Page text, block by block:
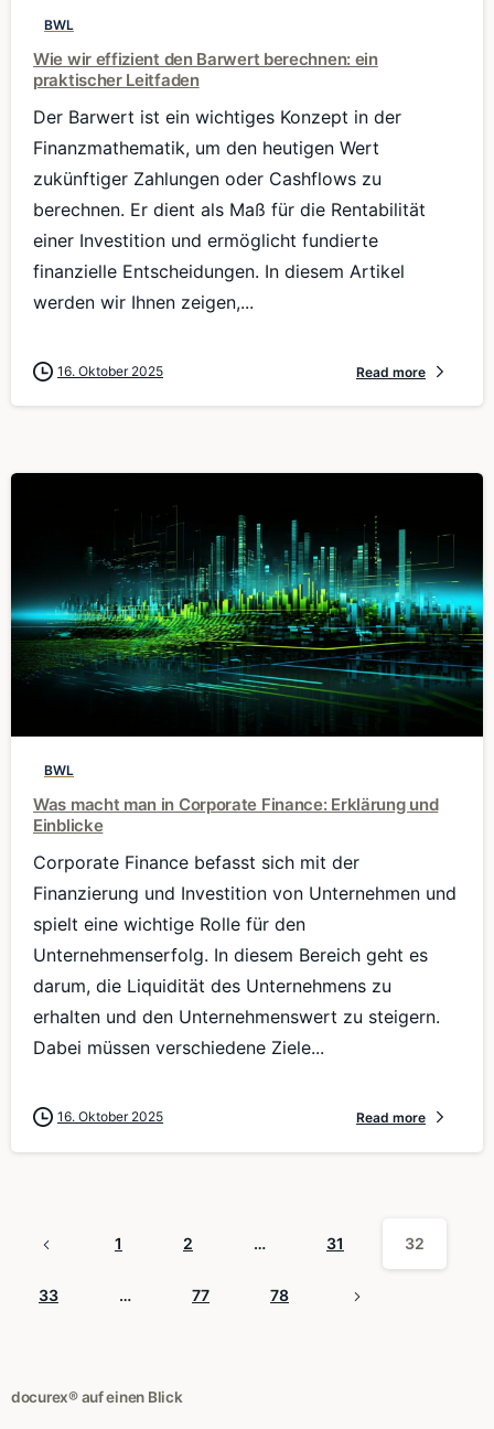
BWL
Wie wir effizient den Barwert berechnen: ein
praktischer Leitfaden
Der Barwert ist ein wichtiges Konzept in der
Finanzmathematik, um den heutigen Wert
zukünftiger Zahlungen oder Cashflows zu
berechnen. Er dient als Maß für die Rentabilität
einer Investition und ermöglicht fundierte
finanzielle Entscheidungen. In diesem Artikel
werden wir Ihnen zeigen,...
16. Oktober 2025 Read more
0
BWL
Was macht man in Corporate Finance: Erklärung und
Einblicke
Corporate Finance befasst sich mit der
Finanzierung und Investition von Unternehmen und
spielt eine wichtige Rolle für den
Unternehmenserfolg. In diesem Bereich geht es
darum, die Liquidität des Unternehmens zu
erhalten und den Unternehmenswert zu steigern.
Dabei müssen verschiedene Ziele...
16. Oktober 2025 Read more
1 2 … 31 32
33 … 77 78
docurex® auf einen Blick